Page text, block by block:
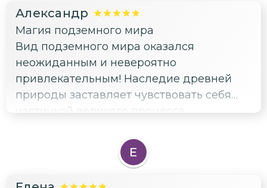
Александр
Магия подземного мира
Вид подземного мира оказался
неожиданным и невероятно
привлекательным! Наследие древней
природы заставляет чувствовать себя
частичкой великого процесса
представить, что существуют такие
труднодоступные уголки, способные
Е